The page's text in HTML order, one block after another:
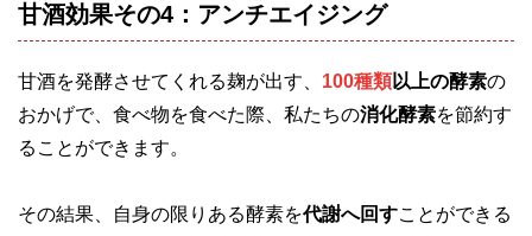
甘酒効果その4：アンチエイジング
甘酒を発酵させてくれる麹が出す、 100種類以上の酵素の
おかげで、食べ物を食べた際、私たちの消化酵素を節約す
ることができます。
その結果、自身の限りある酵素を代謝へ回すことができる